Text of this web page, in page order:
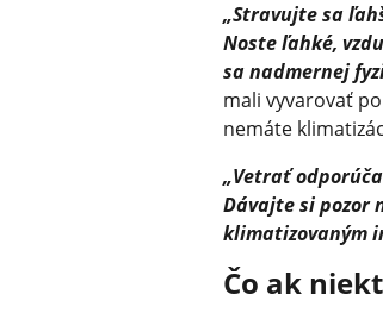
„Stravujte sa
Noste ľahké,
sa nadmernej
mali vyvarovať
nemáte
„Vetrať
Dávajte si pozor
klimatizovaným
Čo ak